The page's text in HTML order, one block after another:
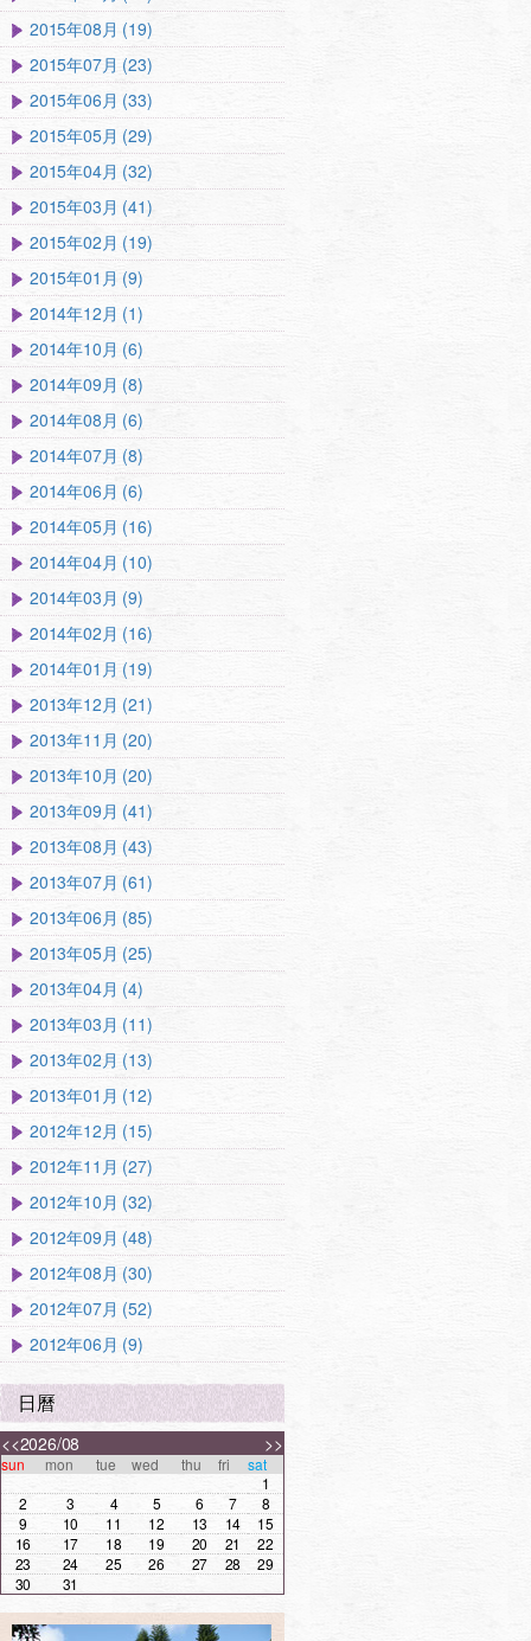
2015年08月 (19)
2015年07月 (23)
2015年06月 (33)
2015年05月 (29)
2015年04月 (32)
2015年03月 (41)
2015年02月 (19)
2015年01月 (9)
2014年12月 (1)
2014年10月 (6)
2014年09月 (8)
2014年08月 (6)
2014年07月 (8)
2014年06月 (6)
2014年05月 (16)
2014年04月 (10)
2014年03月 (9)
2014年02月 (16)
2014年01月 (19)
2013年12月 (21)
2013年11月 (20)
2013年10月 (20)
2013年09月 (41)
2013年08月 (43)
2013年07月 (61)
2013年06月 (85)
2013年05月 (25)
2013年04月 (4)
2013年03月 (11)
2013年02月 (13)
2013年01月 (12)
2012年12月 (15)
2012年11月 (27)
2012年10月 (32)
2012年09月 (48)
2012年08月 (30)
2012年07月 (52)
2012年06月 (9)
日曆
<< >>
2026/08
sun mon tue wed thu fri
sat
1
2
3 4 5 6 7
8
9
10 11 12 13 14
15
16
17 18 19 20 21
22
23
24 25 26 27 28
29
30
31